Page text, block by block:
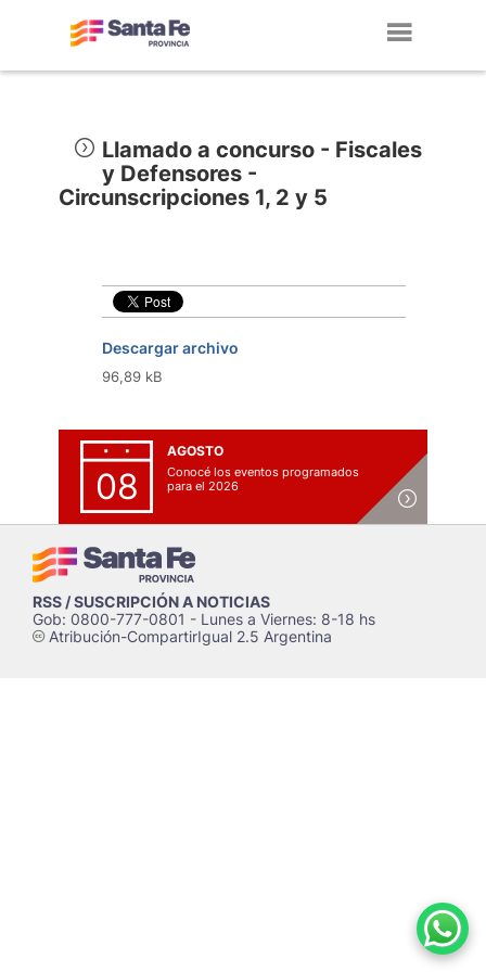
Llamado a concurso - Fiscales
y Defensores -
Circunscripciones 1, 2 y 5
Descargar archivo
96,89 kB
08
AGOSTO
Conocé los eventos programados
para el 2026
RSS / SUSCRIPCIÓN A NOTICIAS
Gob: 0800-777-0801 - Lunes a Viernes: 8-18 hs
cAtribución-CompartirIgual 2.5 Argentina